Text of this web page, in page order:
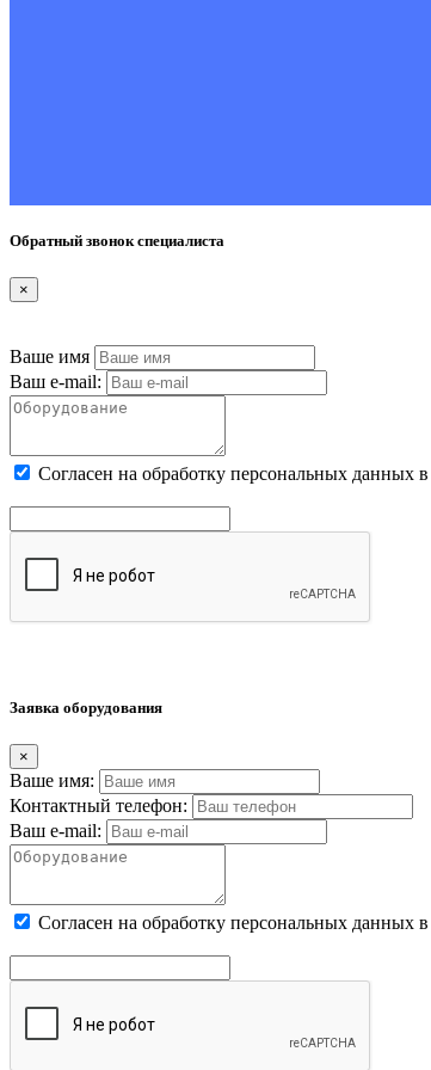
Обратный звонок специалиста
×
Ваше имя
Ваш e-mail:
Cогласен на обработку персональных данных
Заявка оборудования
×
Ваше имя:
Контактный телефон:
Ваш e-mail:
Cогласен на обработку персональных данных